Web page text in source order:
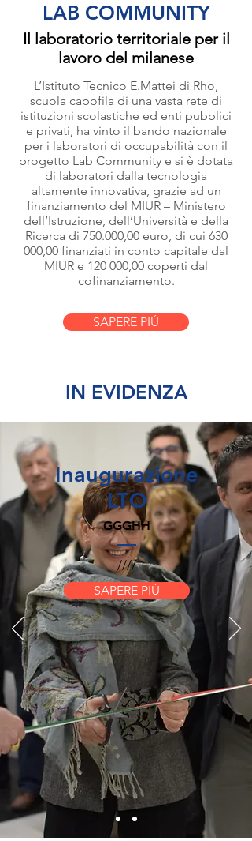
LAB COMMUNITY
Il laboratorio territoriale per il
lavoro del milanese
L’Istituto Tecnico E.Mattei di Rho,
scuola capofila di una vasta rete di
istituzioni scolastiche ed enti pubblici
e privati, ha vinto il bando nazionale
per i laboratori di occupabilità con il
progetto Lab Community e si è dotata
di laboratori dalla tecnologia
altamente innovativa, grazie ad un
finanziamento del MIUR – Ministero
dell’Istruzione, dell’Università e della
Ricerca di 750.000,00 euro, di cui 630
000,00 finanziati in conto capitale dal
MIUR e 120 000,00 coperti dal
cofinanziamento.
SAPERE PIÚ
IN EVIDENZA
Inaugurazione
LTO
GGGHH
////
SAPERE PIÚ